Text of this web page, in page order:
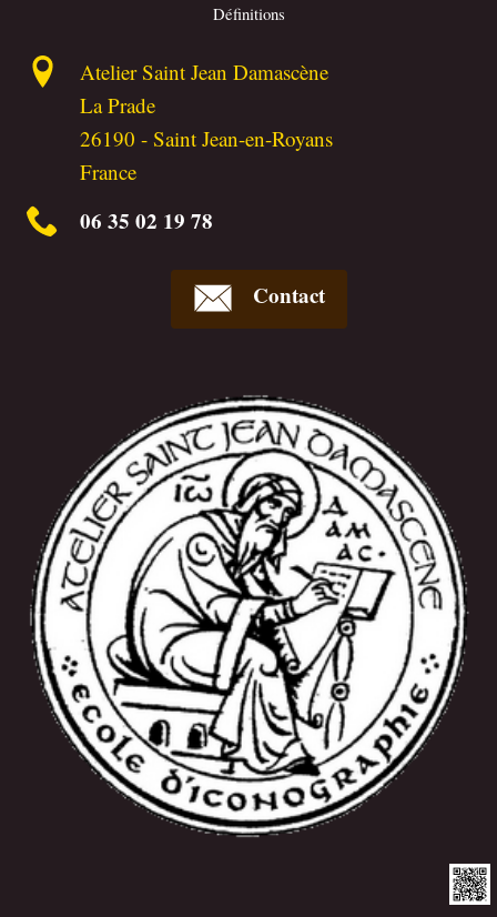
Définitions
Atelier Saint Jean Damascène
La Prade
26190 -Saint Jean-en-Royans
France
06 35 02 19 78
Contact